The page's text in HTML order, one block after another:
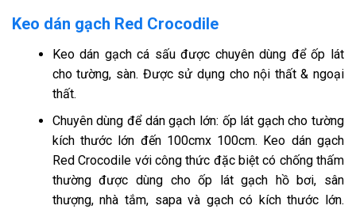
Keo dán gạch Red Crocodile
Keo dán gạch cá sấu được chuyên dùng để ốp lát
cho tường, sàn. Được sử dụng cho nội thất & ngoại
thất.
Chuyên dùng để dán gạch lớn: ốp lát gạch cho tường
kích thước lớn đến 100cmx 100cm. Keo dán gạch
Red Crocodile với công thức đặc biệt có chống thấm
thường được dùng cho ốp lát gạch hồ bơi, sân
thượng, nhà tắm, sapa và gạch có kích thước lớn.